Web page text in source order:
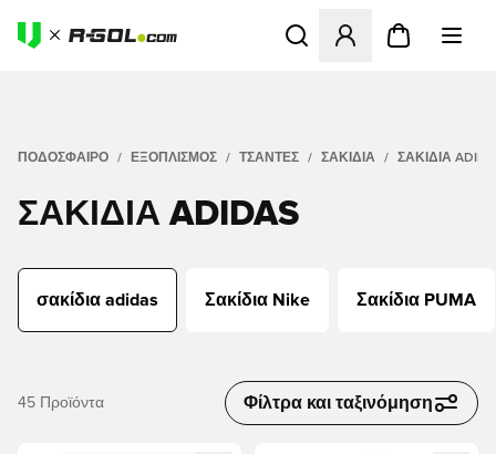
Ανοίγει ένα Modal για να
ΠΟΔΟΣΦΑΙΡΟ ΕΞΟΠΛΙΣΜΌΣ ΤΣΆΝΤΕΣ ΣΑΚΊΔΙΑ ΣΑΚΊΔΙΑ
ΣΑΚΊΔΙΑ ADIDAS
σακίδια adidas Σακίδια Nike Σακίδια PUMA
45 Προϊόντα Φίλτρα και ταξινόμηση